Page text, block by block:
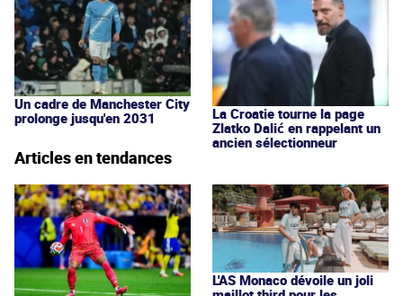
Un cadre de Manchester City
prolonge jusqu'en 2031
La Croatie tourne la page
Zlatko Dalić en rappelant un
ancien sélectionneur
Articles en tendances
L'AS Monaco dévoile un joli